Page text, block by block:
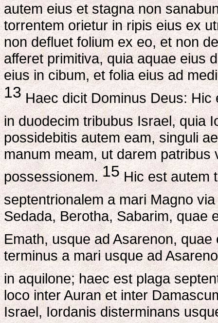
autem eius et stagna non
torrentem orietur in ripis eius ex
non defluet folium ex eo, et non
afferet primitiva, quia aquae eius
eius in cibum, et folia eius ad
13Haec dicit Dominus Deus: Hic
in duodecim tribubus Israel, quia
possidebitis autem eam, singuli
manum meam, ut darem
possessionem.15Hic est autem
septentrionalem a mari Magno
Sedada, Berotha, Sabarim, quae
Emath, usque ad Asarenon,
terminus a mari usque ad
in aquilone; haec est plaga
loco inter Auran et inter
Israel, Iordanis disterminans